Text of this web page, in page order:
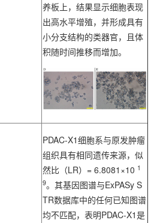
养板上，结果显示细胞表现
出高水平增殖，并形成具有
小分支结构的类器官，且体
积随时间推移而增加。
PDAC-X1细胞系与原发肿瘤
组织具有相同遗传来源，似
然比（LR）= 6.8081×10 1
9。其基因图谱与ExPASy S
TR数据库中的任何已知图谱
均不匹配，表明PDAC-X1是